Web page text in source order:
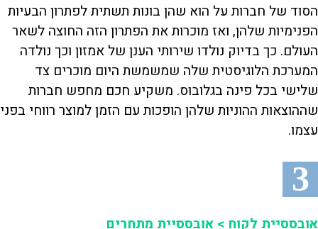
הסוד של חברות על הוא שהן בונות תשתית לפתרון הבעיות
הפנימיות שלהן, ואז מוכרות את הפתרון הזה החוצה לשאר
העולם. כך בדיוק נולדו שירותי הענן של אמזון וכך נולדה
המערכת הלוגיסטית שלה שמשמשת היום מוכרים צד
שלישי בכל פינה בגלובוס. משקיע חכם מחפש חברות
שההוצאות ההוניות שלהן הופכות עם הזמן למוצר רווחי בפני
עצמו.
3
אובססיית לקוח > אובססיית מתחרים